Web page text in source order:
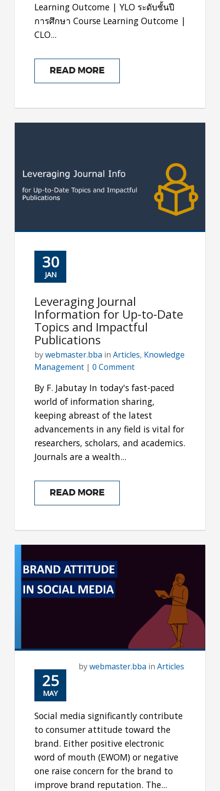
Learning Outcome | YLO ระดับชั้นปี
การศึกษา Course Learning Outcome |
CLO...
READ MORE
30
JAN
Leveraging Journal
Information for Up-to-Date
Topics and Impactful
Publications
bywebmaster.bba in Articles, Knowledge
Management | 0 Comment
By F. Jabutay In today's fast-paced
world of information sharing,
keeping abreast of the latest
advancements in any field is vital for
researchers, scholars, and academics.
Journals are a wealth...
READ MORE
25
MAY
bywebmaster.bba in Articles
Social media significantly contribute
to consumer attitude toward the
brand. Either positive electronic
word of mouth (EWOM) or negative
one raise concern for the brand to
improve brand reputation. The...